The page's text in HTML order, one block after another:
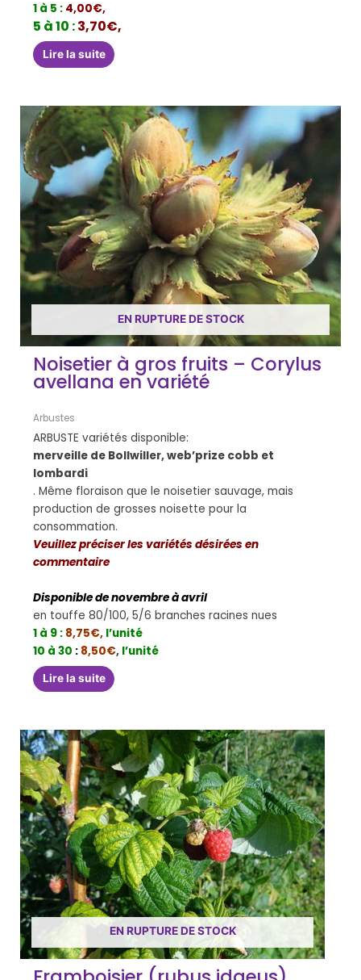
1 à 5 : 4,00€,
5 à 10 :3,70€,
Lire la suite
EN RUPTURE DE STOCK
Noisetier à gros fruits – Corylus
avellana en variété
Arbustes
ARBUSTE variétés disponible:
merveille de Bollwiller, web’prize cobb et
lombardi
. Même floraison que le noisetier sauvage, mais
production de grosses noisette pour la
consommation.
Veuillez préciser les variétés désirées en
commentaire
Disponible de novembre à avril
en touffe 80/100, 5/6 branches racines nues
1 à 9 : 8,75€, l’unité
10 à 30 : 8,50€, l’unité
Lire la suite
EN RUPTURE DE STOCK